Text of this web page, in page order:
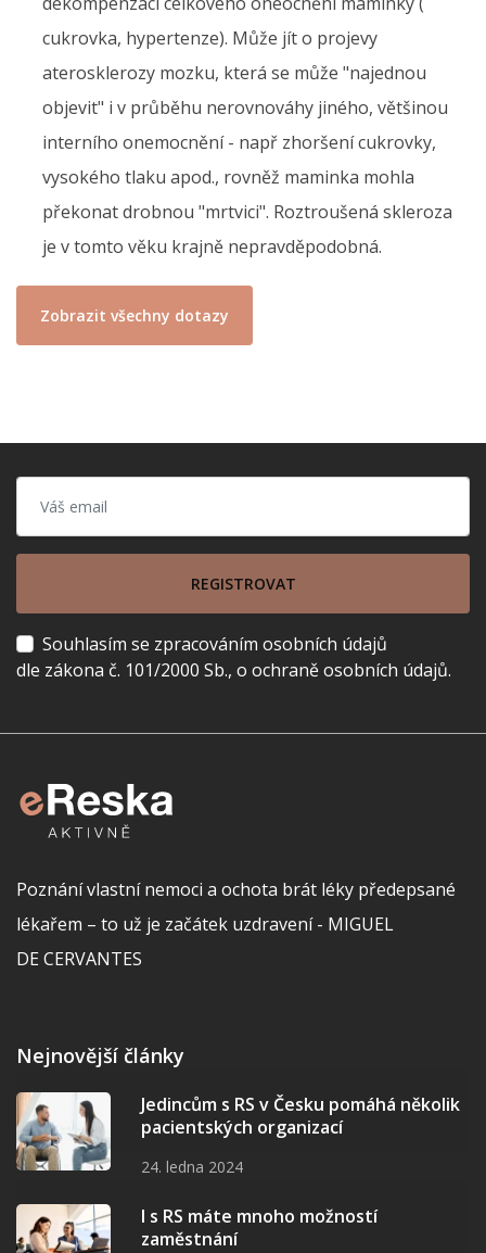
cukrovka, hypertenze). Může jít o projevy
aterosklerozy mozku, která se může "najednou
objevit" i v průběhu nerovnováhy jiného, většinou
interního onemocnění - např zhoršení cukrovky,
vysokého tlaku apod., rovněž maminka mohla
překonat drobnou "mrtvici". Roztroušená skleroza
je v tomto věku krajně nepravděpodobná.
Zobrazit všechny dotazy
REGISTROVAT
Souhlasím se zpracováním osobních údajů
dle zákona č. 101/2000 Sb., o ochraně osobních údajů.
Poznání vlastní nemoci a ochota brát léky předepsané
lékařem – to už je začátek uzdravení - MIGUEL
DE CERVANTES
Nejnovější články
Jedincům s RS v Česku pomáhá několik
pacientských organizací
24. ledna 2024
I s RS máte mnoho možností
zaměstnání